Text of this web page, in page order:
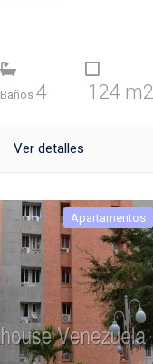
Baños 4 124 m2
Ver detalles
Apartamentos